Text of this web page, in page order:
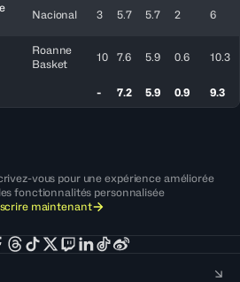
Nacional 3 5.7 5.7 2 6
Roanne
Basket
10 7.6 5.9 0.6 10.3
- 7.2 5.9 0.9 9.3
vous pour une expérience améliorée
fonctionnalités personnalisée
maintenant